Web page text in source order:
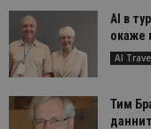
AI в
окаже
AI
Тим